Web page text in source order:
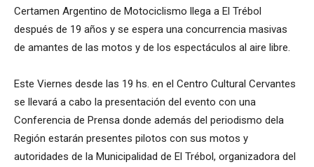
Certamen Argentino de Motociclismo llega a El Trébol
después de 19 años y se espera una concurrencia masivas
de amantes de las motos y de los espectáculos al aire libre.
Este Viernes desde las 19 hs. en el Centro Cultural Cervantes
se llevará a cabo la presentación del evento con una
Conferencia de Prensa donde además del periodismo dela
Región estarán presentes pilotos con sus motos y
autoridades de la Municipalidad de El Trébol, organizadora del